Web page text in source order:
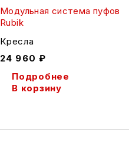
Модульная система пуфов
Rubik
Кресла
24 960 ₽
Подробнее
В корзину